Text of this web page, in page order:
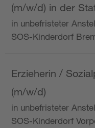
(m/w/d) in der
in unbefristeter
SOS-Kinderdorf
Erzieherin /
(m/w/d)
in unbefristeter
SOS-Kinderdorf